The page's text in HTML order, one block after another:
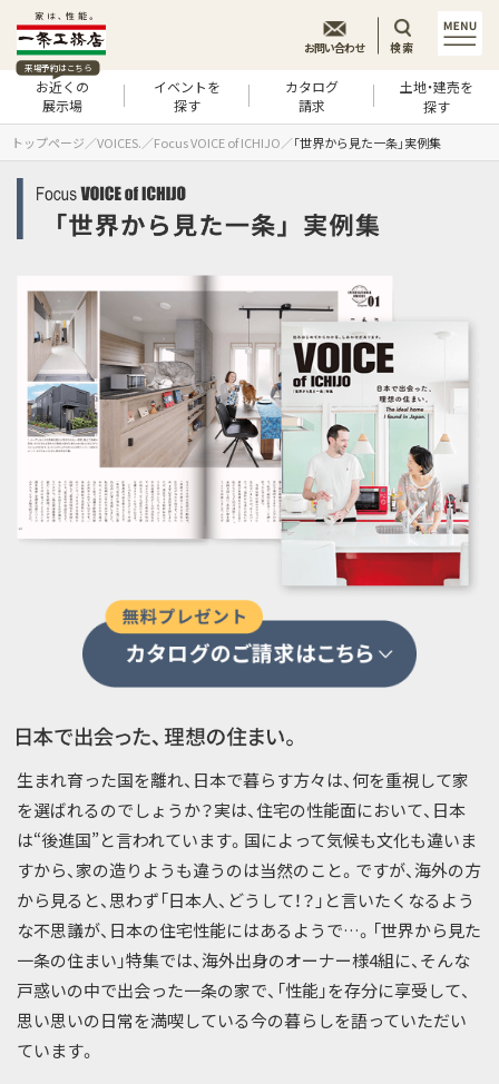
来場予約はこちら
お近くの
展示場
イベントを
探す
カタログ
請求
土地・建売を
探す
お問い合わせ 検索
トップページ VOICES. Focus VOICE of ICHIJO 「世界から見た一条」実例集
生まれ育った国を離れ、日本で暮らす方々は、何を重視して家
を選ばれるのでしょうか？実は、住宅の性能面において、日本
は“後進国”と言われています。国によって気候も文化も違いま
すから、家の造りようも違うのは当然のこと。ですが、海外の方
から見ると、思わず「日本人、どうして！？」と言いたくなるよう
な不思議が、日本の住宅性能にはあるようで…。「世界から見た
一条の住まい」特集では、海外出身のオーナー様4組に、そんな
戸惑いの中で出会った一条の家で、「性能」を存分に享受して、
思い思いの日常を満喫している今の暮らしを語っていただい
ています。